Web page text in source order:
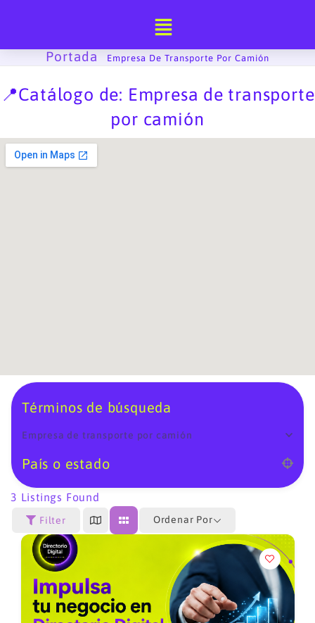
Portada
Empresa De Transporte Por Camión
📍Catálogo de: Empresa de transporte
por camión
Términos de búsqueda
Empresa de transporte por camión
País o estado
3 Listings Found
Filter Ordenar Por